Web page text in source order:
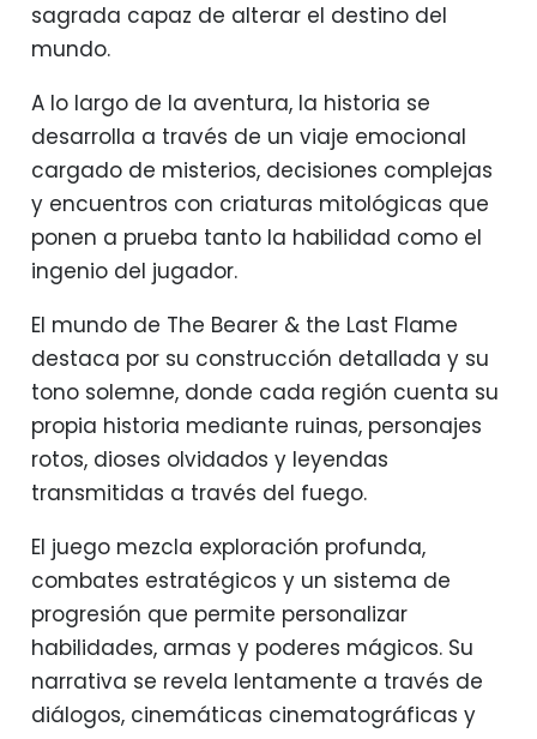
sagrada capaz de alterar el destino del
mundo.
A lo largo de la aventura, la historia se
desarrolla a través de un viaje emocional
cargado de misterios, decisiones complejas
y encuentros con criaturas mitológicas que
ponen a prueba tanto la habilidad como el
ingenio del jugador.
El mundo de The Bearer & the Last Flame
destaca por su construcción detallada y su
tono solemne, donde cada región cuenta su
propia historia mediante ruinas, personajes
rotos, dioses olvidados y leyendas
transmitidas a través del fuego.
El juego mezcla exploración profunda,
combates estratégicos y un sistema de
progresión que permite personalizar
habilidades, armas y poderes mágicos. Su
narrativa se revela lentamente a través de
diálogos, cinemáticas cinematográficas y